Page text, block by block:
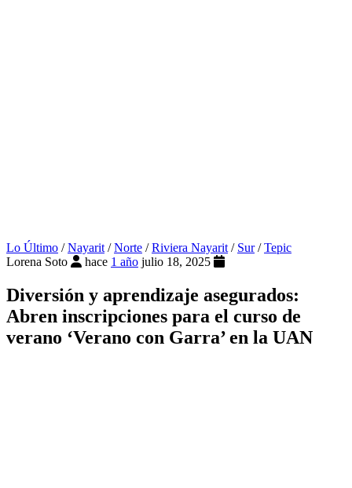
Lo Último /Nayarit/Norte /Riviera Nayarit/ Sur/Tepic
Lorena Soto
hace 1 año julio 18, 2025
Diversión y aprendizaje asegurados:
Abren inscripciones para el curso de
verano ‘Verano con Garra’ en la UAN